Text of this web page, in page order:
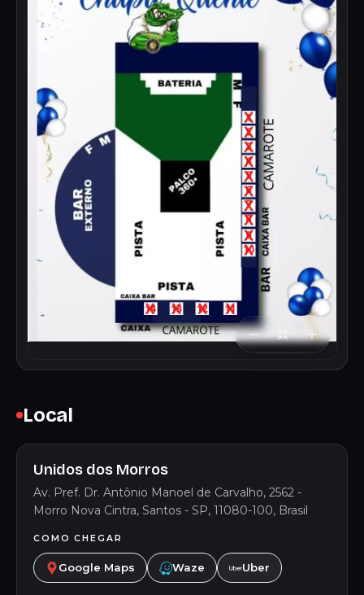
Local
Unidos dos Morros
Av. Pref. Dr. Antônio Manoel de Carvalho, 2562 -
Morro Nova Cintra, Santos - SP, 11080-100, Brasil
COMO CHEGAR
Google Maps Waze Uber